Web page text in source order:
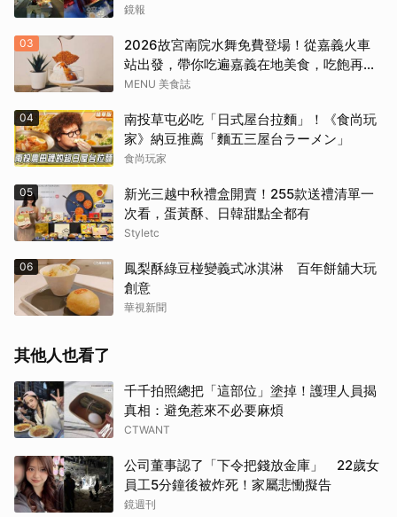
生意經
鏡報
03
2026故宮南院水舞免費登場！從嘉義火車
站出發，帶你吃遍嘉義在地美食，吃飽再去
看夜間展演，這周末就這樣安排吧！
MENU 美食誌
04
南投草屯必吃「日式屋台拉麵」！《食尚玩
家》納豆推薦「麵五三屋台ラーメン」
食尚玩家
05
新光三越中秋禮盒開賣！255款送禮清單一
次看，蛋黃酥、日韓甜點全都有
Styletc
06
鳳梨酥綠豆椪變義式冰淇淋 百年餅舖大玩
創意
華視新聞
其他人也看了
千千拍照總把「這部位」塗掉！護理人員揭
真相：避免惹來不必要麻煩
CTWANT
公司董事認了「下令把錢放金庫」 22歲女
員工5分鐘後被炸死！家屬悲慟擬告
鏡週刊